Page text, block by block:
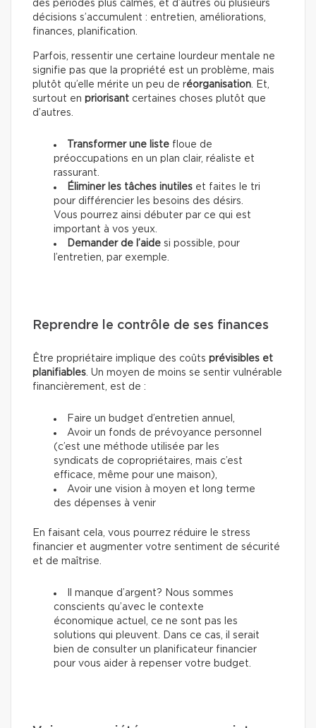
des périodes plus calmes, et d’autres où plusieurs
décisions s’accumulent : entretien, améliorations,
finances, planification.
Parfois, ressentir une certaine lourdeur mentale ne
signifie pas que la propriété est un problème, mais
plutôt qu’elle mérite un peu de réorganisation . Et,
surtout en priorisant certaines choses plutôt que
d’autres.
Transformer une liste floue de
préoccupations en un plan clair, réaliste et
rassurant.
Éliminer les tâches inutiles et faites le tri
pour différencier les besoins des désirs.
Vous pourrez ainsi débuter par ce qui est
important à vos yeux.
Demander de l’aide si possible, pour
l’entretien, par exemple.
Reprendre le contrôle de ses finances
Être propriétaire implique des coûts prévisibles et
planifiables . Un moyen de moins se sentir vulnérable
financièrement, est de :
Faire un budget d’entretien annuel,
Avoir un fonds de prévoyance personnel
(c’est une méthode utilisée par les
syndicats de copropriétaires, mais c’est
efficace, même pour une maison),
Avoir une vision à moyen et long terme
des dépenses à venir
En faisant cela, vous pourrez réduire le stress
financier et augmenter votre sentiment de sécurité
et de maîtrise.
Il manque d’argent? Nous sommes
conscients qu’avec le contexte
économique actuel, ce ne sont pas les
solutions qui pleuvent. Dans ce cas, il serait
bien de consulter un planificateur financier
pour vous aider à repenser votre budget.